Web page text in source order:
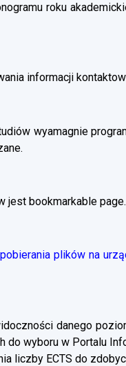
roku
informacji
wyamagnie
jest bookmarkable page.
plików na
danego
do wyboru w Portalu
liczby ECTS do